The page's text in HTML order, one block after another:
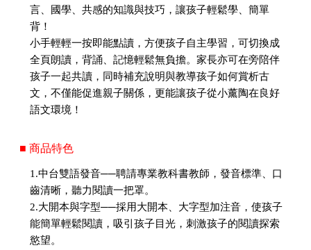
言、國學、共感的知識與技巧，讓孩子輕鬆學、簡單
背！
小手輕輕一按即能點讀，方便孩子自主學習，可切換成
全頁朗讀，背誦、記憶輕鬆無負擔。家長亦可在旁陪伴
孩子一起共讀，同時補充說明與教導孩子如何賞析古
文，不僅能促進親子關係，更能讓孩子從小薰陶在良好
語文環境！
■ 商品特色
1.中台雙語發音──聘請專業教科書教師，發音標準、口
齒清晰，聽力閱讀一把罩。
2.大開本與字型──採用大開本、大字型加注音，使孩子
能簡單輕鬆閱讀，吸引孩子目光，刺激孩子的閱讀探索
慾望。